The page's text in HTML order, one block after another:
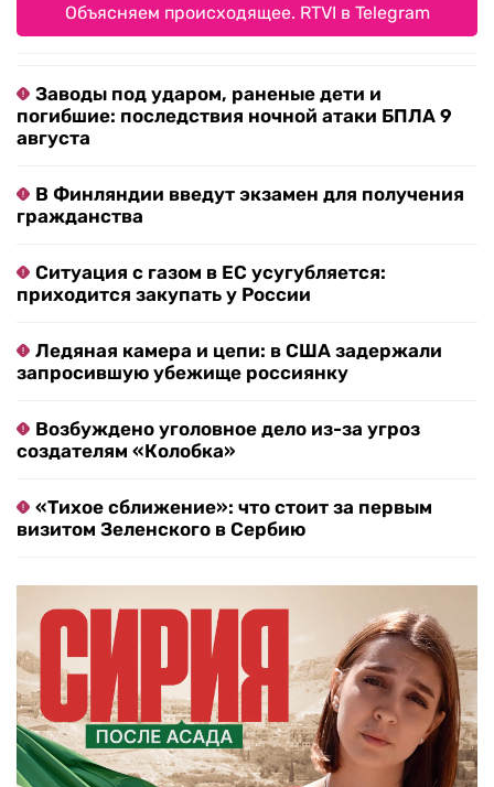
Объясняем происходящее. RTVI в Telegram
Заводы под ударом, раненые дети и
погибшие: последствия ночной атаки БПЛА 9
августа
В Финляндии введут экзамен для получения
гражданства
Ситуация с газом в ЕС усугубляется:
приходится закупать у России
Ледяная камера и цепи: в США задержали
запросившую убежище россиянку
Возбуждено уголовное дело из-за угроз
создателям «Колобка»
«Тихое сближение»: что стоит за первым
визитом Зеленского в Сербию